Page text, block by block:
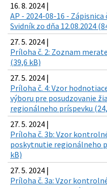
16. 8. 2024 |
AP - 2024-08-16 - Zápisnica
Svidník zo dňa 12.08.2024
27. 5. 2024 |
Príloha č. 2: Zoznam
(39,6 kB)
27. 5. 2024 |
Príloha č. 4: Vzor
výboru pre posudzovanie
regionálneho príspevku
27. 5. 2024 |
Príloha č. 3b: Vzor
poskytnutie regionálneho
kB)
27. 5. 2024 |
Príloha č. 3a: Vzor